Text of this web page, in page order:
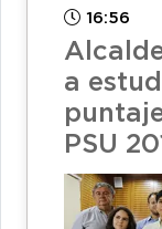
16:56
a
PSU